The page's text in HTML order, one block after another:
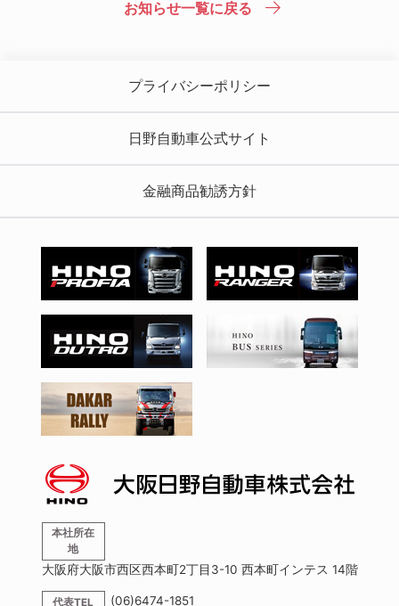
お知らせ一覧に戻る
プライバシーポリシー
日野自動車公式サイト
金融商品勧誘方針
本社所在
地
大阪府大阪市西区西本町2丁目3-10 西本町インテス 14階
代表TEL (06)6474-1851